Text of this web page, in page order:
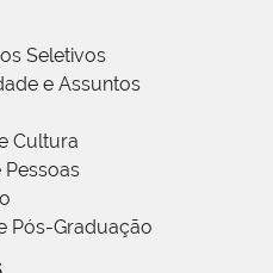
Seletivos
e Assuntos
Cultura
Pessoas
Pós-Graduação